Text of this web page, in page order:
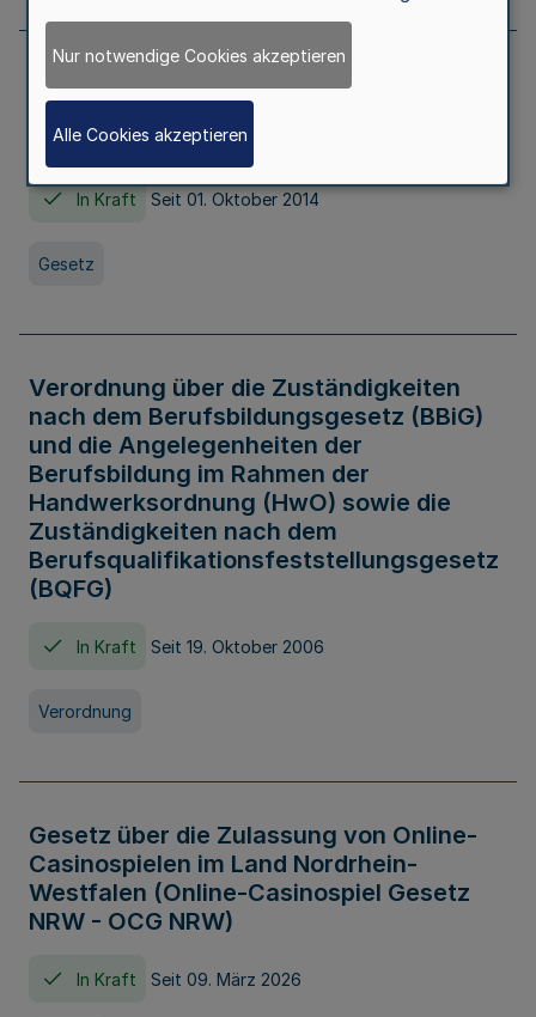
Gesetz über die Hochschulen des Landes
Nordrhein-Westfalen (Hochschulgesetz -
HG)
In Kraft Seit 01. Oktober 2014
Gesetz
Verordnung über die Zuständigkeiten
nach dem Berufsbildungsgesetz (BBiG)
und die Angelegenheiten der
Berufsbildung im Rahmen der
Handwerksordnung (HwO) sowie die
Zuständigkeiten nach dem
Berufsqualifikationsfeststellungsgesetz
(BQFG)
In Kraft Seit 19. Oktober 2006
Verordnung
Gesetz über die Zulassung von Online-
Casinospielen im Land Nordrhein-
Westfalen (Online-Casinospiel Gesetz
NRW - OCG NRW)
In Kraft Seit 09. März 2026
Nur notwendige Cookies akzeptieren
Alle Cookies akzeptieren